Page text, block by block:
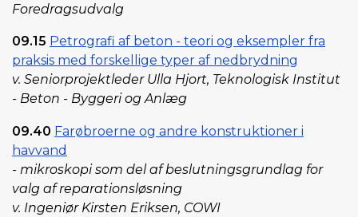
Foredragsudvalg
09.15 Petrografi af beton - teori og eksempler fra
praksis med forskellige typer af nedbrydning
v. Seniorprojektleder Ulla Hjort, Teknologisk Institut
- Beton - Byggeri og Anlæg
09.40 Farøbroerne og andre konstruktioner i
havvand
- mikroskopi som del af beslutningsgrundlag for
valg af reparationsløsning
v. Ingeniør Kirsten Eriksen, COWI